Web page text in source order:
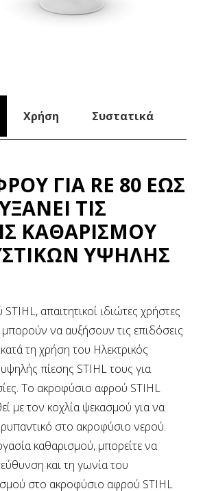
Χρήση Συστατικά
ΓΙΑ RE 80 ΕΩΣ
ΤΙΣ
ΚΑΘΑΡΙΣΜΟΥ
ΥΨΗΛΗΣ
απαιτητικοί ιδιώτες χρήστες
μπορούν να αυξήσουν τις επιδόσεις
τη χρήση του Ηλεκτρικός
πίεσης STIHL τους για
Το ακροφύσιο αφρού STIHL
με τον κοχλία ψεκασμού για να
στο ακροφύσιο νερού.
καθαρισμού, μπορείτε να
και τη γωνία του
στο ακροφύσιο αφρού STIHL